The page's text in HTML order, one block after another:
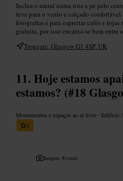
Inclua o mural numa rota a pé pelo
leve para o vento e calçado
fotografias e para espreitar cafés e
gratuita, por isso encaixa-se bem entre
Trongate, Glasgow G1 4SP, UK
Hoje estamos
estamos? (#18
Monumentos e espaços ao ar livre • Edifício
5
Imagem /Evendo